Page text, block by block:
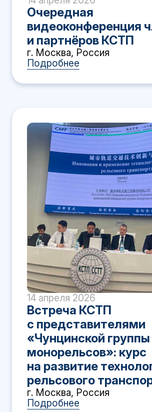
Очередная
видеоконференция
и партнёров КСТП
г. Москва, Россия
Подробнее
14 апреля 2026
Встреча КСТП
с представителями
«Чунцинской группы
монорельсов»: курс
на развитие
рельсового
г. Москва, Россия
Подробнее